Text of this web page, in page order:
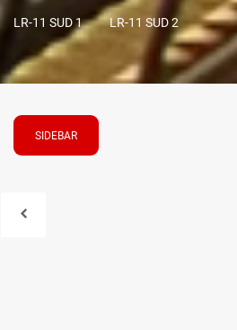
LR-11 SUD 1 LR-11 SUD 2
SIDEBAR